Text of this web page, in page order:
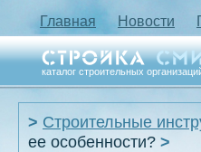
Главная Новости
каталог строительных
Строительные
ее особенности?